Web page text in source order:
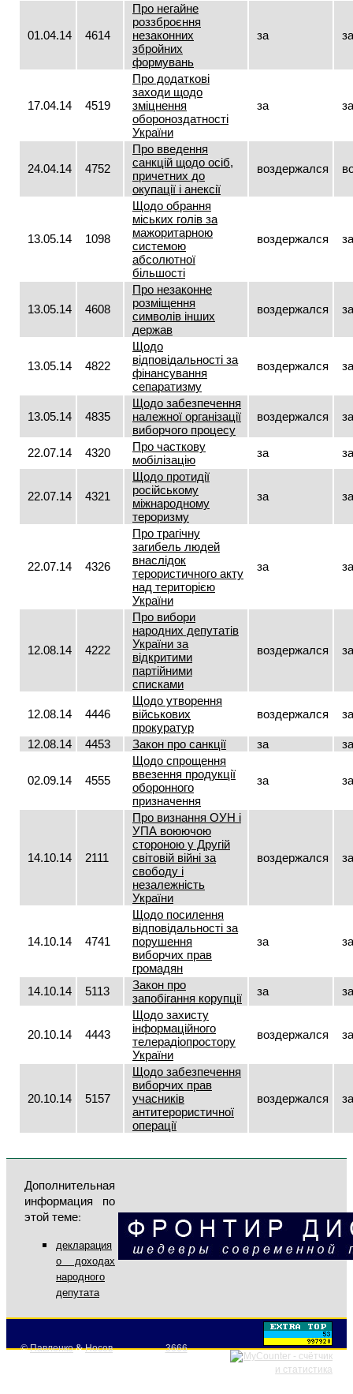
01.04.14 4614
Про негайне
роззброєння
незаконних
збройних
формувань
за за
17.04.14 4519
Про додаткові
заходи щодо
зміцнення
обороноздатності
України
за за
24.04.14 4752
Про введення
санкцій щодо осіб,
причетних до
окупації і анексії
воздержался
13.05.14 1098
Щодо обрання
міських голів за
мажоритарною
системою
абсолютної
більшості
воздержался за
13.05.14 4608
Про незаконне
розміщення
символів інших
держав
воздержался за
13.05.14 4822
Щодо
відповідальності за
фінансування
сепаратизму
воздержался за
13.05.14 4835
Щодо забезпечення
належної організації
виборчого процесу
воздержался за
22.07.14 4320
Про часткову
мобілізацію
за за
22.07.14 4321
Щодо протидії
російському
міжнародному
тероризму
за за
22.07.14 4326
Про трагічну
загибель людей
внаслідок
терористичного акту
над територією
України
за за
12.08.14 4222
Про вибори
народних депутатів
України за
відкритими
партійними
списками
воздержался за
12.08.14 4446
Щодо утворення
військових
прокуратур
воздержался за
12.08.14 4453 Закон про санкції за за
02.09.14 4555
Щодо спрощення
ввезення продукції
оборонного
призначення
за за
14.10.14 2111
Про визнання ОУН і
УПА воюючою
стороною у Другій
світовій війні за
свободу і
незалежність
України
воздержался за
14.10.14 4741
Щодо посилення
відповідальності за
порушення
виборчих прав
громадян
за за
14.10.14 5113
Закон про
запобігання корупції
за за
20.10.14 4443
Щодо захисту
інформаційного
телерадіопростору
України
воздержался за
20.10.14 5157
Щодо забезпечення
виборчих прав
учасників
антитерористичної
операції
воздержался за
Дополнительная
информация по
этой теме:
декларация
о доходах
народного
депутата
©Павленко&Носов 3666